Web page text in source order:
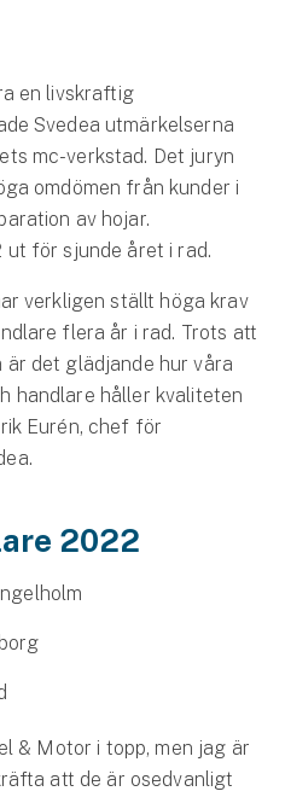
en livskraftig
Svedea utmärkelserna
mc-verkstad. Det juryn
omdömen från kunder i
av hojar.
ut för sjunde året i rad.
verkligen ställt höga krav
flera år i rad. Trots att
det glädjande hur våra
handlare håller kvaliteten
Eurén, chef för
2022
& Motor i topp, men jag är
att de är osedvanligt